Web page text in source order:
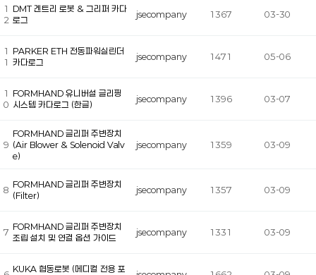
1
2
DMT 겐트리 로봇 & 그리퍼 카다
로그
jsecompany 1367 03-30
1
1
PARKER ETH 전동파워실린더
카다로그
jsecompany 1471 05-06
1
0
FORMHAND 유니버설 글리핑
시스템 카다로그 (한글)
jsecompany 1396 03-07
9
FORMHAND 글리퍼 주변장치
(Air Blower & Solenoid Valv
e)
jsecompany 1359 03-09
8
FORMHAND 글리퍼 주변장치
(Filter)
jsecompany 1357 03-09
7
FORMHAND 글리퍼 주변장치
조립 설치 및 연결 옵션 가이드
jsecompany 1331 03-09
KUKA 협동로봇 (메디컬 전용 포